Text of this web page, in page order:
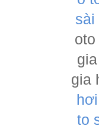
sài
gia
to